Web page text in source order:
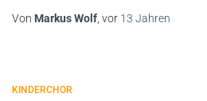
Von Markus Wolf , vor 13 Jahren
KINDERCHOR